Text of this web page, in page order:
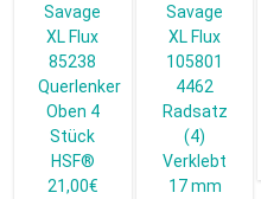
Savage
XL Flux
85238
Querlenker
Oben 4
Stück
HSF®
21,00€
Savage
XL Flux
105801
4462
Radsatz
(4)
Verklebt
17 mm